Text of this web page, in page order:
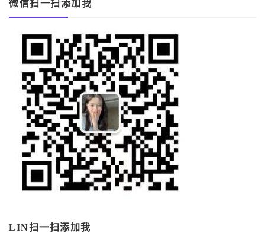
微信扫一扫添加我
LIN扫一扫添加我